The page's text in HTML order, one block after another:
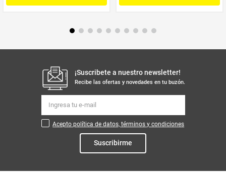
¡Suscribete a nuestro newsletter!
Recibe las ofertas y novedades en tu buzón.
Acepto política de datos, términos y condiciones
Suscribirme